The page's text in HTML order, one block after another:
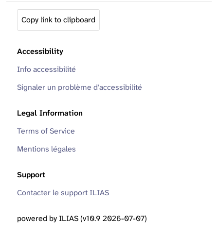
Copy link to clipboard
Accessibility
Info accessibilité
Signaler un problème d'accessibilité
Legal Information
Terms of Service
Mentions légales
Support
Contacter le support ILIAS
powered by ILIAS (v10.9 2026-07-07)